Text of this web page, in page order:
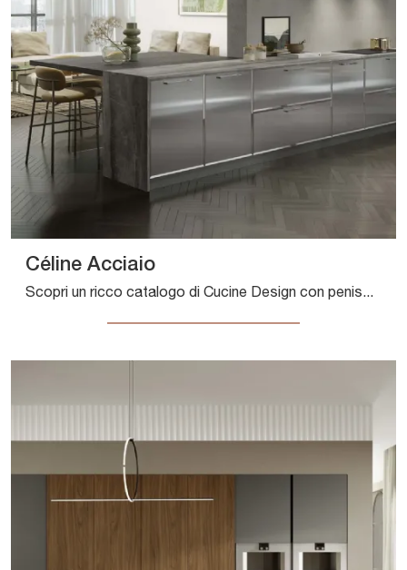
Céline Acciaio
Scopri un ricco catalogo di Cucine Design con penisola: la cucina Céline Acciaio Composit è finalmente disponibile in acciaio!